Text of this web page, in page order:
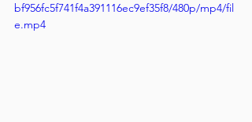
bf956fc5f741f4a391116ec9ef35f8/480p/mp4/fil
e.mp4